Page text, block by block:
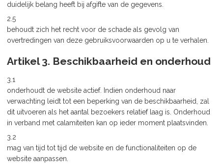
duidelijk belang heeft bij afgifte van de gegevens.
2.5
behoudt zich het recht voor de schade als gevolg van
overtredingen van deze gebruiksvoorwaarden op u te verhalen.
Artikel 3. Beschikbaarheid en onderhoud
3.1
onderhoudt de website actief. Indien onderhoud naar
verwachting leidt tot een beperking van de beschikbaarheid, zal
dit uitvoeren als het aantal bezoekers relatief laag is. Onderhoud
in verband met calamiteiten kan op ieder moment plaatsvinden.
3.2
mag van tijd tot tijd de website en de functionaliteiten op de
website aanpassen.